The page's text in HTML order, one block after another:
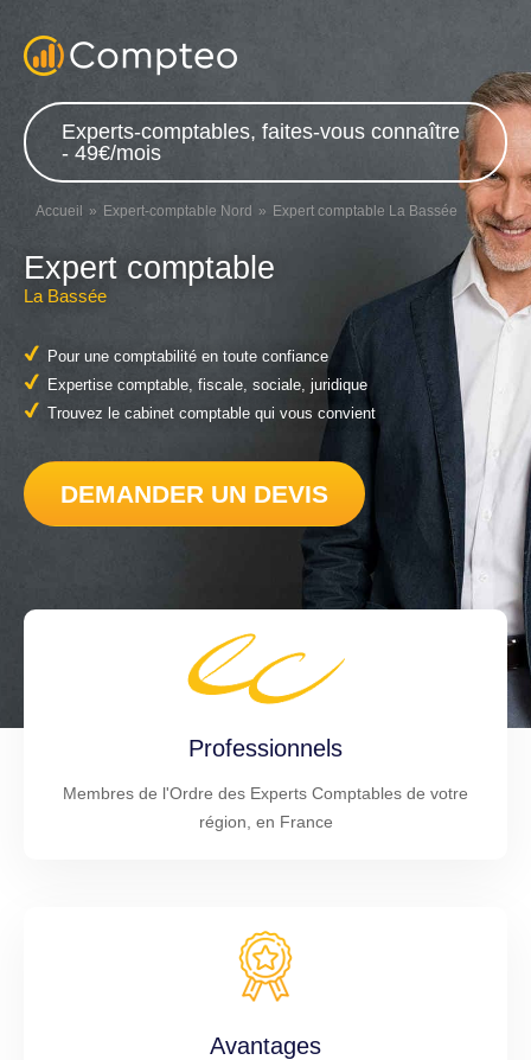
Experts-comptables, faites-vous connaître
- 49€/mois
Accueil Expert-comptable Nord Expert comptable La Bassée
Expert comptable
La Bassée
Pour une comptabilité en toute confiance
Expertise comptable, fiscale, sociale, juridique
Trouvez le cabinet comptable qui vous convient
DEMANDER UN DEVIS
Professionnels
Membres de l'Ordre des Experts Comptables de votre
région, en France
Avantages